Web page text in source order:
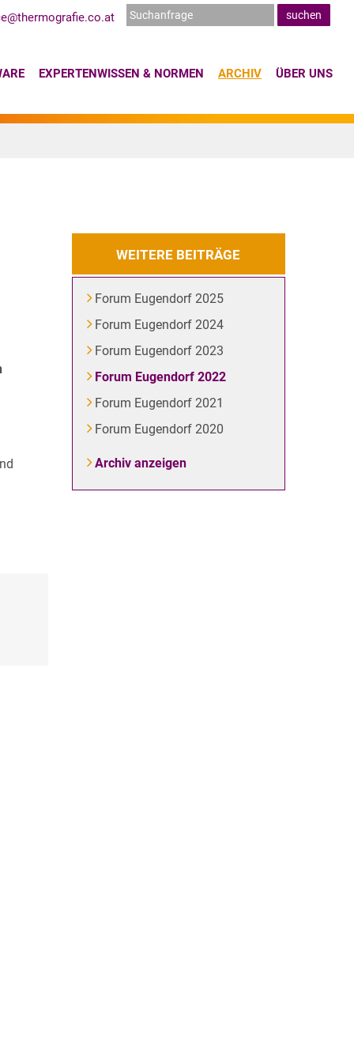
EXPERTENWISSEN & NORMEN ARCHIV ÜBER UNS
WEITERE BEITRÄGE
Forum Eugendorf 2025
Forum Eugendorf 2024
Forum Eugendorf 2023
Forum Eugendorf 2022
Forum Eugendorf 2021
Forum Eugendorf 2020
Archiv anzeigen